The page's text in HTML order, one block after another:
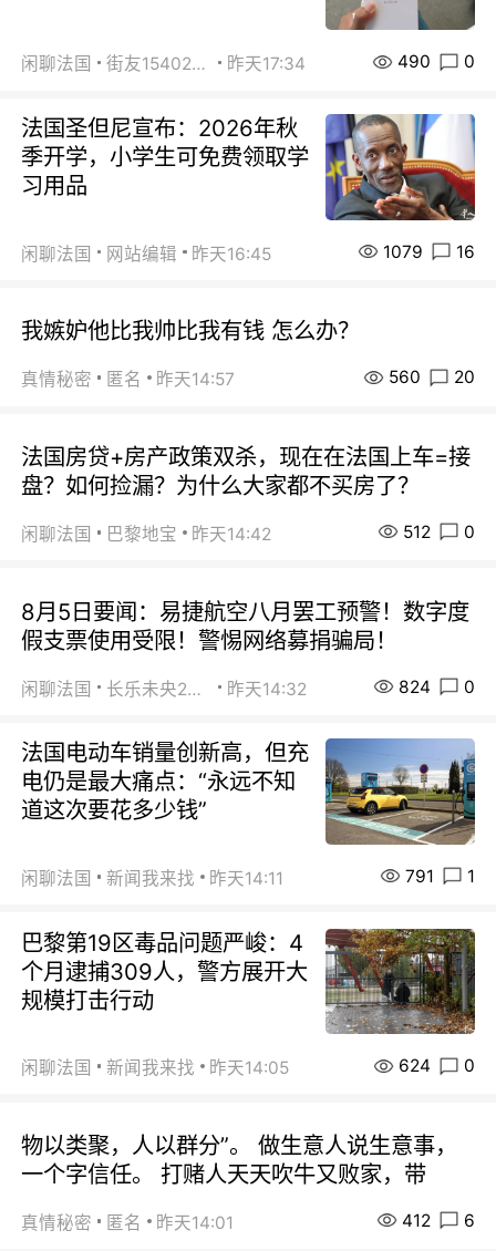
闲聊法国 街友15402223 昨天17:34 490 0
法国圣但尼宣布：2026年秋
季开学，小学生可免费领取学
习用品
闲聊法国 网站编辑 昨天16:45 1079 16
我嫉妒他比我帅比我有钱 怎么办？
真情秘密 匿名 昨天14:57 560 20
法国房贷+房产政策双杀，现在在法国上车=接
盘？如何捡漏？为什么大家都不买房了？
闲聊法国 巴黎地宝 昨天14:42 512 0
8月5日要闻：易捷航空八月罢工预警！数字度
假支票使用受限！警惕网络募捐骗局！
闲聊法国 长乐未央2015 昨天14:32 824 0
法国电动车销量创新高，但充
电仍是最大痛点：“永远不知
道这次要花多少钱”
闲聊法国 新闻我来找 昨天14:11 791 1
巴黎第19区毒品问题严峻：4
个月逮捕309人，警方展开大
规模打击行动
闲聊法国 新闻我来找 昨天14:05 624 0
物以类聚，人以群分”。 做生意人说生意事，
一个字信任。 打赌人天天吹牛又败家，带
真情秘密 匿名 昨天14:01 412 6